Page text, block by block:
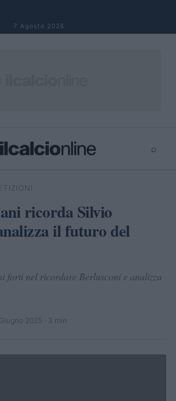
7 Agosto 2026
⌕
ricorda Silvio
il futuro del
forti nel ricordare Berlusconi e analizza
2025 · 3 min